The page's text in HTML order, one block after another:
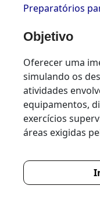
Preparatórios
Objetivo
Oferecer uma
simulando os
atividades
equipamentos,
exercícios
áreas exigidas